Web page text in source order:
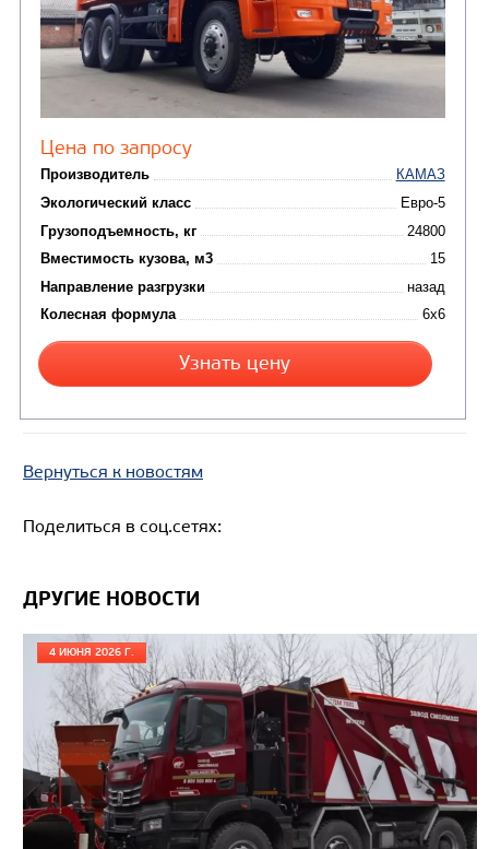
Узнать цену
САМОСВАЛ КАМАЗ-65801
Цена по запросу
Экологический класс
Грузоподъемность, кг
Вместимость кузова, м3
Направление разгрузки
Колесная формула
Вернуться к новостям
Поделиться в соц.сетях:
ДРУГИЕ НОВОСТИ
4 ИЮНЯ 2026 Г.